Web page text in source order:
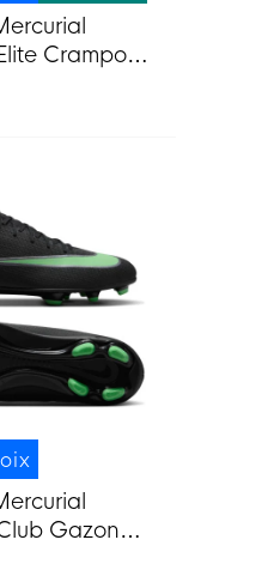
Crampons
de Foot
Gazon